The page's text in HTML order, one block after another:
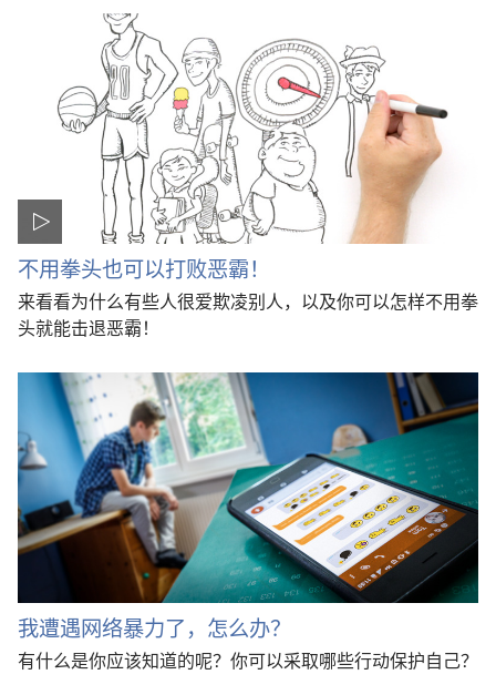
不用拳头也可以打败恶霸！
来看看为什么有些人很爱欺凌别人，以及你可以怎样不用拳
头就能击退恶霸！
我遭遇网络暴力了，怎么办？
有什么是你应该知道的呢？你可以采取哪些行动保护自己？